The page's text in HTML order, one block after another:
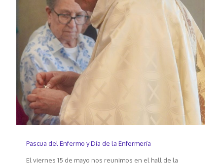
Pascua del Enfermo y Día de la Enfermería
El viernes 15 de mayo nos reunimos en el hall de la